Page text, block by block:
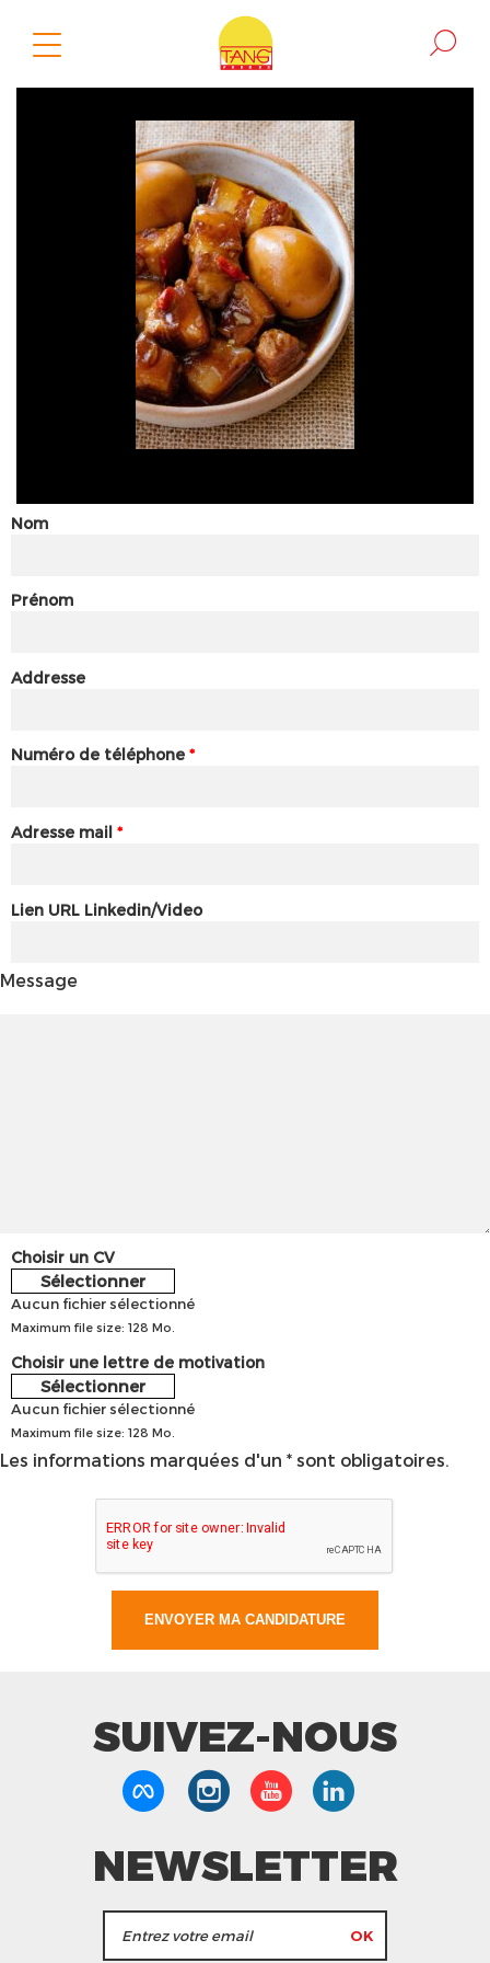
Nom
Prénom
Addresse
Numéro de téléphone *
Adresse mail *
Lien URL Linkedin/Video
Message
Choisir un CV
Sélectionner
Aucun fichier sélectionné
Maximum file size: 128 Mo.
Choisir une lettre de motivation
Sélectionner
Aucun fichier sélectionné
Maximum file size: 128 Mo.
Les informations marquées d'un * sont obligatoires.
SUIVEZ-NOUS
NEWSLETTER